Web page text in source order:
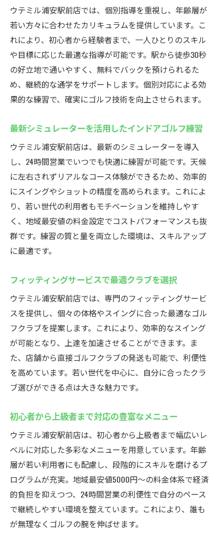
ウテミル浦安駅前店では、個別指導を重視し、年齢層が
若い方々に合わせたカリキュラムを提供しています。こ
れにより、初心者から経験者まで、一人ひとりのスキル
や目標に応じた最適な指導が可能です。駅から徒歩30秒
の好立地で通いやすく、無料でバックを預けられるた
め、継続的な通学をサポートします。個別対応による効
果的な練習で、確実にゴルフ技術を向上させられます。
最新シミュレーターを活用したインドアゴルフ練習
ウテミル浦安駅前店は、最新のシミュレーターを導入
し、24時間営業でいつでも快適に練習が可能です。天候
に左右されずリアルなコース体験ができるため、効率的
にスイングやショットの精度を高められます。これによ
り、若い世代の利用者もモチベーションを維持しやす
く、地域最安値の料金設定でコストパフォーマンスも抜
群です。練習の質と量を両立した環境は、スキルアップ
に最適です。
フィッティングサービスで最適クラブを選択
ウテミル浦安駅前店では、専門のフィッティングサービ
スを提供し、個々の体格やスイングに合った最適なゴル
フクラブを提案します。これにより、効率的なスイング
が可能となり、上達を加速させることができます。ま
た、店舗から直接ゴルフクラブの発送も可能で、利便性
を高めています。若い世代を中心に、自分に合ったクラ
ブ選びができる点は大きな魅力です。
初心者から上級者まで対応の豊富なメニュー
ウテミル浦安駅前店は、初心者から上級者まで幅広いレ
ベルに対応した多彩なメニューを用意しています。年齢
層が若い利用者にも配慮し、段階的にスキルを磨けるプ
ログラムが充実。地域最安値5000円〜の料金体系で経済
的負担を抑えつつ、24時間営業の利便性で自分のペース
で継続しやすい環境を整えています。これにより、誰も
が無理なくゴルフの腕を伸ばせます。